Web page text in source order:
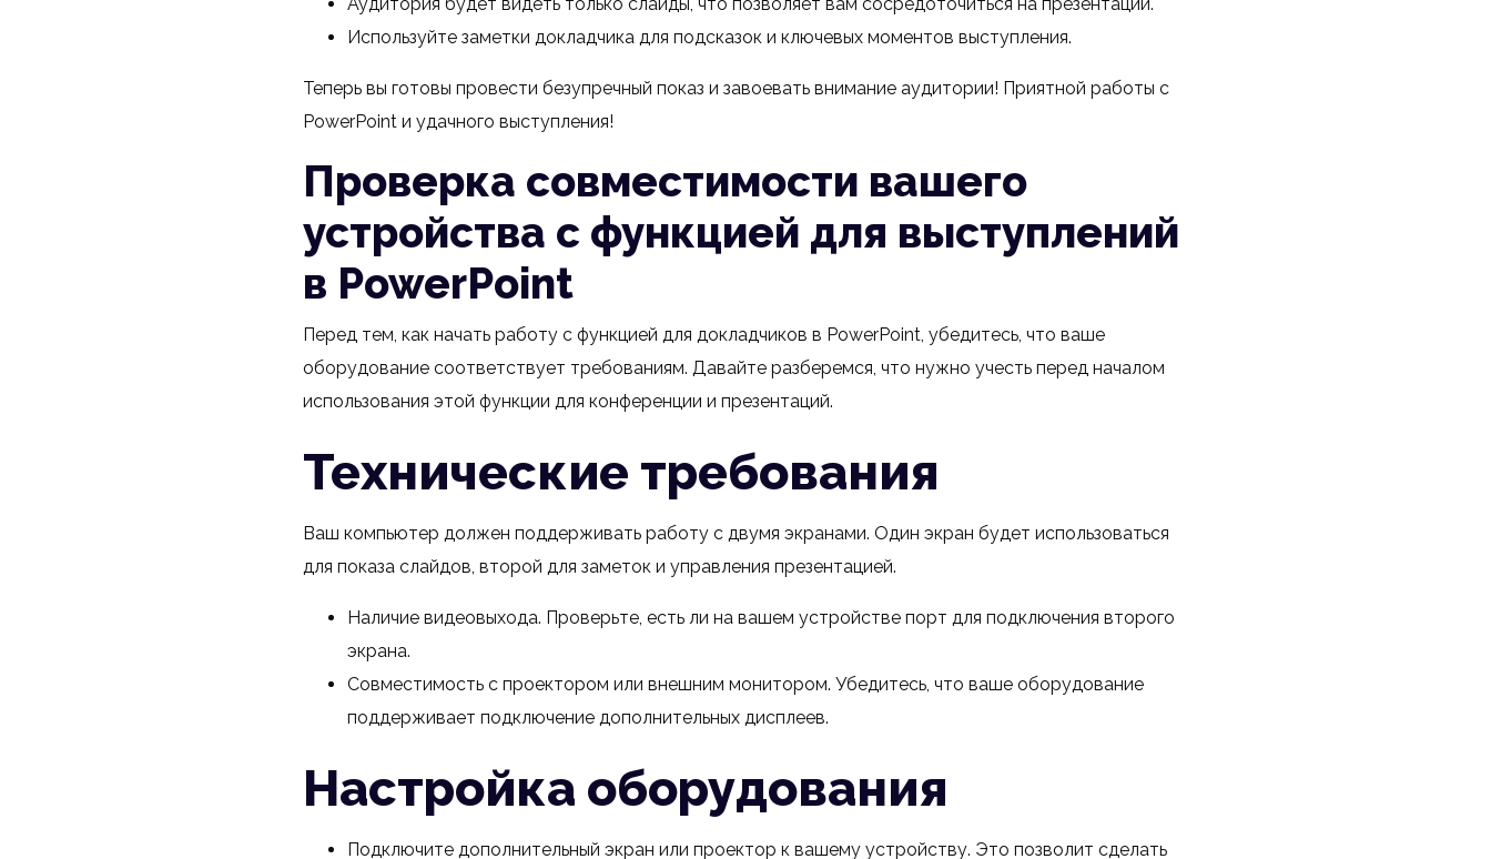
Аудитория будет видеть только слайды, что позволяет вам сосредоточиться на презентации.
Используйте заметки докладчика для подсказок и ключевых моментов выступления.
Теперь вы готовы провести безупречный показ и завоевать внимание аудитории! Приятной работы с
PowerPoint и удачного выступления!
Проверка совместимости вашего
устройства с функцией для выступлений
в PowerPoint
Перед тем, как начать работу с функцией для докладчиков в PowerPoint, убедитесь, что ваше
оборудование соответствует требованиям. Давайте разберемся, что нужно учесть перед началом
использования этой функции для конференции и презентаций.
Технические требования
Ваш компьютер должен поддерживать работу с двумя экранами. Один экран будет использоваться
для показа слайдов, второй для заметок и управления презентацией.
Наличие видеовыхода. Проверьте, есть ли на вашем устройстве порт для подключения второго
экрана.
Совместимость с проектором или внешним монитором. Убедитесь, что ваше оборудование
поддерживает подключение дополнительных дисплеев.
Настройка оборудования
Подключите дополнительный экран или проектор к вашему устройству. Это позволит сделать